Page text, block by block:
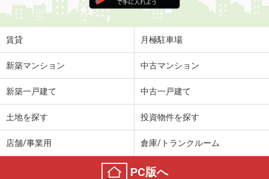
賃貸 月極駐車場
新築マンション 中古マンション
新築一戸建て 中古一戸建て
土地を探す 投資物件を探す
店舗/事業用 倉庫/トランクルーム
PC版へ